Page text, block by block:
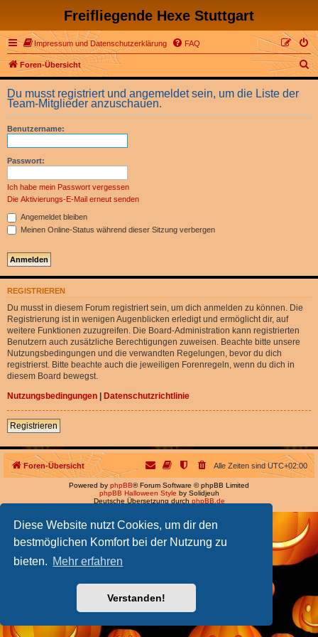
Diese Website nutzt Cookies, um dir den
bestmöglichen Komfort bei der Nutzung zu
bieten. Mehr erfahren
Verstanden!
Freifliegende Hexe Stuttgart
Impressum und Datenschutzerklärung FAQ
Foren-Übersicht
S
u
h
Du musst registriert und angemeldet sein, um die Liste der
Team-Mitglieder anzuschauen.
Benutzername:
Passwort:
Ich habe mein Passwort vergessen
Die Aktivierungs-E-Mail erneut senden
Angemeldet bleiben
Meinen Online-Status während dieser Sitzung verbergen
REGISTRIEREN
Du musst in diesem Forum registriert sein, um dich anmelden zu können. Die
Registrierung ist in wenigen Augenblicken erledigt und ermöglicht dir, auf
weitere Funktionen zuzugreifen. Die Board-Administration kann registrierten
Benutzern auch zusätzliche Berechtigungen zuweisen. Beachte bitte unsere
Nutzungsbedingungen und die verwandten Regelungen, bevor du dich
registrierst. Bitte beachte auch die jeweiligen Forenregeln, wenn du dich in
diesem Board bewegst.
Nutzungsbedingungen | Datenschutzrichtlinie
Registrieren
Foren-Übersicht Alle Zeiten sindUTC+02:00
Powered by phpBB® Forum Software © phpBB Limited
phpBB Halloween Style by Solidjeuh
Deutsche Übersetzung durch phpBB.de